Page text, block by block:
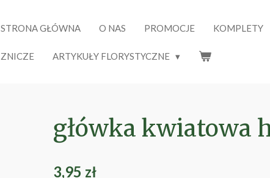
STRONA GŁÓWNA O NAS PROMOCJE KOMPLETY
ZNICZE ARTYKUŁY FLORYSTYCZNE
główka kwiatowa
3,95 zł